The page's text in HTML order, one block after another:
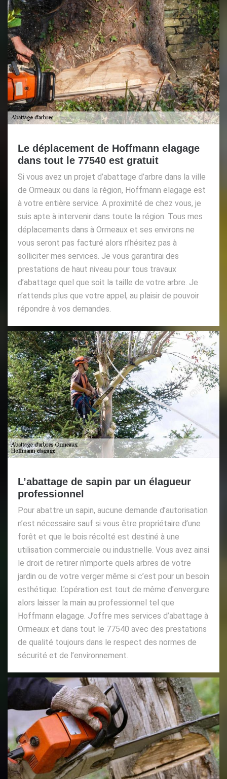
Le déplacement de Hoffmann elagage
dans tout le 77540 est gratuit
Si vous avez un projet d’abattage d’arbre dans la ville
de Ormeaux ou dans la région, Hoffmann elagage est
à votre entière service. A proximité de chez vous, je
suis apte à intervenir dans toute la région. Tous mes
déplacements dans à Ormeaux et ses environs ne
vous seront pas facturé alors n’hésitez pas à
solliciter mes services. Je vous garantirai des
prestations de haut niveau pour tous travaux
d’abattage quel que soit la taille de votre arbre. Je
n’attends plus que votre appel, au plaisir de pouvoir
répondre à vos demandes.
L’abattage de sapin par un élagueur
professionnel
Pour abattre un sapin, aucune demande d’autorisation
n’est nécessaire sauf si vous être propriétaire d’une
forêt et que le bois récolté est destiné à une
utilisation commerciale ou industrielle. Vous avez ainsi
le droit de retirer n’importe quels arbres de votre
jardin ou de votre verger même si c’est pour un besoin
esthétique. L’opération est tout de même d’envergure
alors laisser la main au professionnel tel que
Hoffmann elagage. J’offre mes services d’abattage à
Ormeaux et dans tout le 77540 avec des prestations
de qualité toujours dans le respect des normes de
sécurité et de l’environnement.